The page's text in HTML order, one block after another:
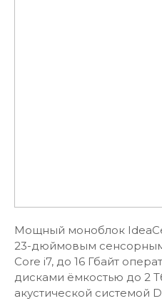
Мощный моноблок
23-дюймовым
Core i7, до 16 Гбайт
дисками ёмкостью до 2
акустической системой